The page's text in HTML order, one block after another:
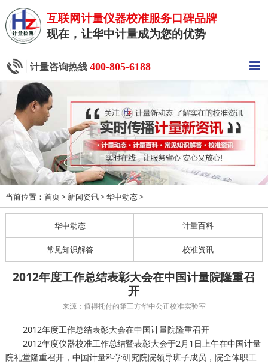
互联网计量仪器校准服务口碑品牌
现在，让华中计量成为您的优势
计量咨询热线 400-805-6188
当前位置： 首页> 新闻资讯> 华中动态>
华中动态 计量百科
常见知识解答 校准资讯
2012年度工作总结表彰大会在中国计量院隆重召
开
来源：值得托付的第三方华中公正校准实验室
2012年度工作总结表彰大会在中国计量院隆重召开
2012年度仪器校准工作总结暨表彰大会于2月1日上午在中国计量
院礼堂隆重召开，中国计量科学研究院院领导班子成员，院全体职工